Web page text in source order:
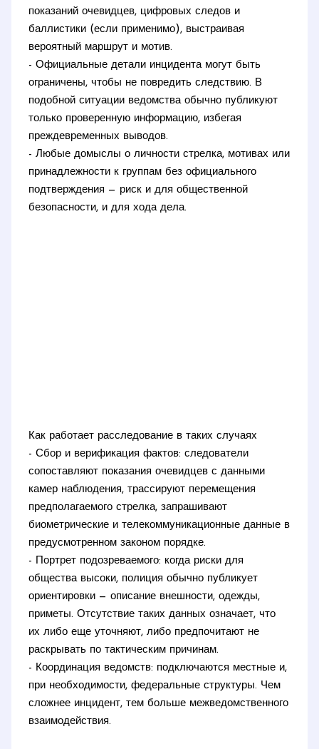
показаний очевидцев, цифровых следов и
баллистики (если применимо), выстраивая
вероятный маршрут и мотив.
- Официальные детали инцидента могут быть
ограничены, чтобы не повредить следствию. В
подобной ситуации ведомства обычно публикуют
только проверенную информацию, избегая
преждевременных выводов.
- Любые домыслы о личности стрелка, мотивах или
принадлежности к группам без официального
подтверждения — риск и для общественной
безопасности, и для хода дела.
Как работает расследование в таких случаях
- Сбор и верификация фактов: следователи
сопоставляют показания очевидцев с данными
камер наблюдения, трассируют перемещения
предполагаемого стрелка, запрашивают
биометрические и телекоммуникационные данные в
предусмотренном законом порядке.
- Портрет подозреваемого: когда риски для
общества высоки, полиция обычно публикует
ориентировки — описание внешности, одежды,
приметы. Отсутствие таких данных означает, что
их либо еще уточняют, либо предпочитают не
раскрывать по тактическим причинам.
- Координация ведомств: подключаются местные и,
при необходимости, федеральные структуры. Чем
сложнее инцидент, тем больше межведомственного
взаимодействия.